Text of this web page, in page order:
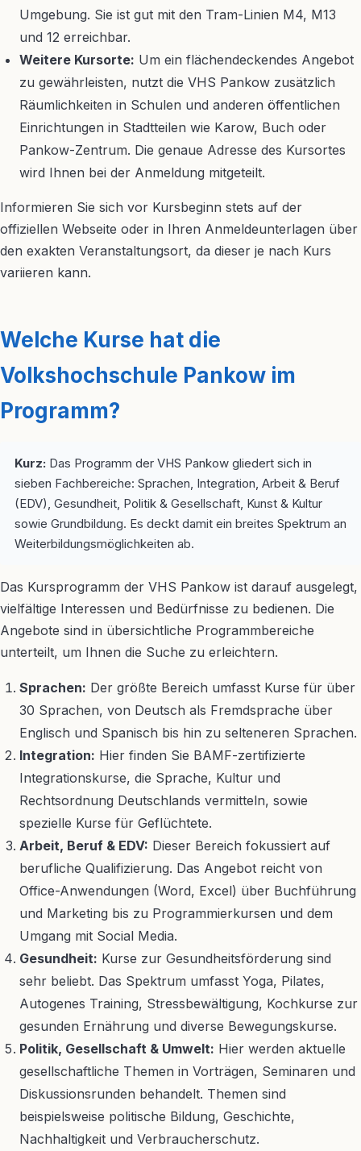
Umgebung. Sie ist gut mit den Tram-Linien M4, M13
und 12 erreichbar.
Weitere Kursorte: Um ein flächendeckendes Angebot
zu gewährleisten, nutzt die VHS Pankow zusätzlich
Räumlichkeiten in Schulen und anderen öffentlichen
Einrichtungen in Stadtteilen wie Karow, Buch oder
Pankow-Zentrum. Die genaue Adresse des Kursortes
wird Ihnen bei der Anmeldung mitgeteilt.
Informieren Sie sich vor Kursbeginn stets auf der
offiziellen Webseite oder in Ihren Anmeldeunterlagen über
den exakten Veranstaltungsort, da dieser je nach Kurs
variieren kann.
Welche Kurse hat die
Volkshochschule Pankow im
Programm?
Kurz: Das Programm der VHS Pankow gliedert sich in
sieben Fachbereiche: Sprachen, Integration, Arbeit & Beruf
(EDV), Gesundheit, Politik & Gesellschaft, Kunst & Kultur
sowie Grundbildung. Es deckt damit ein breites Spektrum an
Weiterbildungsmöglichkeiten ab.
Das Kursprogramm der VHS Pankow ist darauf ausgelegt,
vielfältige Interessen und Bedürfnisse zu bedienen. Die
Angebote sind in übersichtliche Programmbereiche
unterteilt, um Ihnen die Suche zu erleichtern.
Sprachen: Der größte Bereich umfasst Kurse für über
30 Sprachen, von Deutsch als Fremdsprache über
Englisch und Spanisch bis hin zu selteneren Sprachen.
Integration: Hier finden Sie BAMF-zertifizierte
Integrationskurse, die Sprache, Kultur und
Rechtsordnung Deutschlands vermitteln, sowie
spezielle Kurse für Geflüchtete.
Arbeit, Beruf & EDV: Dieser Bereich fokussiert auf
berufliche Qualifizierung. Das Angebot reicht von
Office-Anwendungen (Word, Excel) über Buchführung
und Marketing bis zu Programmierkursen und dem
Umgang mit Social Media.
Gesundheit: Kurse zur Gesundheitsförderung sind
sehr beliebt. Das Spektrum umfasst Yoga, Pilates,
Autogenes Training, Stressbewältigung, Kochkurse zur
gesunden Ernährung und diverse Bewegungskurse.
Politik, Gesellschaft & Umwelt: Hier werden aktuelle
gesellschaftliche Themen in Vorträgen, Seminaren und
Diskussionsrunden behandelt. Themen sind
beispielsweise politische Bildung, Geschichte,
Nachhaltigkeit und Verbraucherschutz.